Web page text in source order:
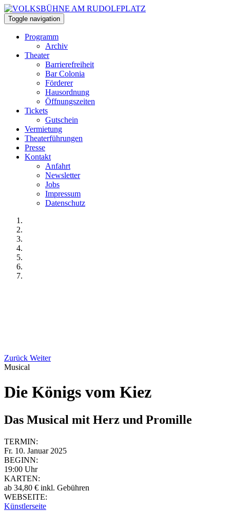
Toggle navigation
Programm
Archiv
Theater
Barrierefreiheit
Bar Colonia
Förderer
Hausordnung
Öffnungszeiten
Tickets
Gutschein
Vermietung
Theaterführungen
Presse
Kontakt
Anfahrt
Newsletter
Jobs
Impressum
Datenschutz
Zurück Weiter
Musical
Die Königs vom Kiez
Das Musical mit Herz und Promille
TERMIN:
Fr. 10. Januar 2025
BEGINN:
19:00 Uhr
KARTEN:
ab 34,80 € inkl. Gebühren
WEBSEITE:
Künstlerseite